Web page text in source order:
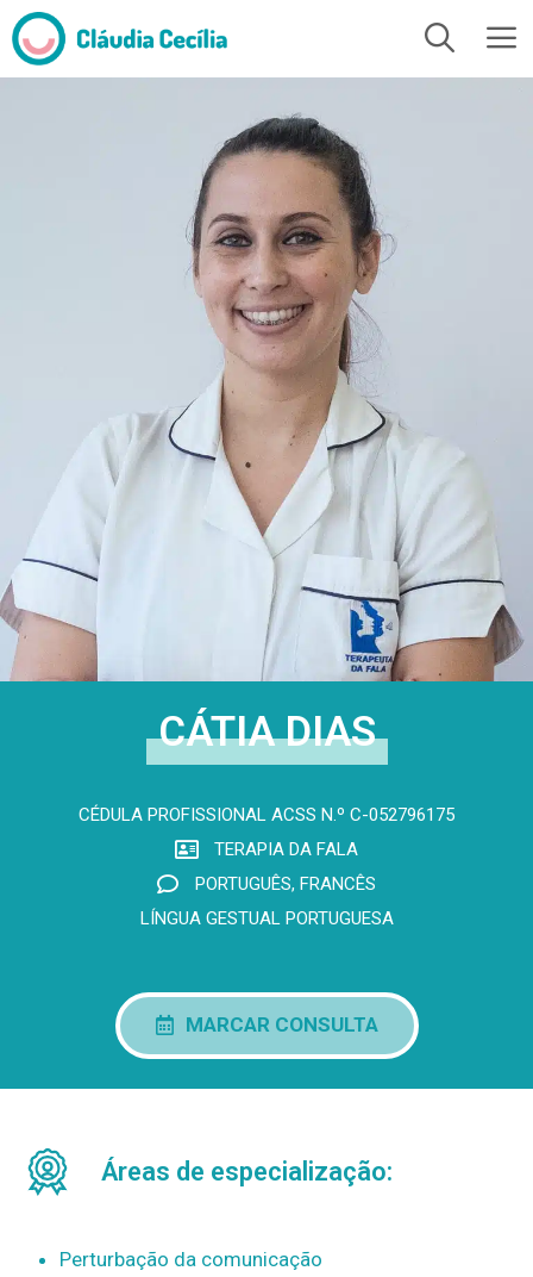
CÁTIA DIAS
CÉDULA PROFISSIONAL ACSS N.º C-052796175​
TERAPIA DA FALA
PORTUGUÊS, FRANCÊS
LÍNGUA GESTUAL PORTUGUESA
MARCAR CONSULTA
Áreas de especialização:
Perturbação da comunicação